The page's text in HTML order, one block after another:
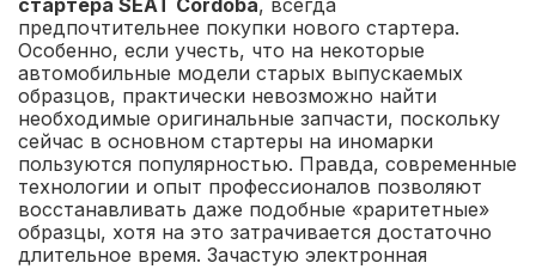
стартера SEAT Cordoba, всегда
предпочтительнее покупки нового стартера.
Особенно, если учесть, что на некоторые
автомобильные модели старых выпускаемых
образцов, практически невозможно найти
необходимые оригинальные запчасти, поскольку
сейчас в основном стартеры на иномарки
пользуются популярностью. Правда, современные
технологии и опыт профессионалов позволяют
восстанавливать даже подобные «раритетные»
образцы, хотя на это затрачивается достаточно
длительное время. Зачастую электронная